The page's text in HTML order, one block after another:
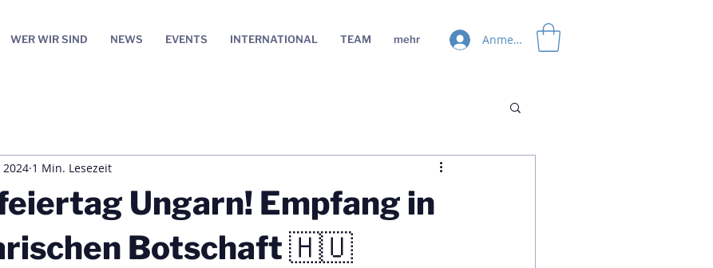
WER WIR SIND NEWS EVENTS INTERNATIONAL TEAM mehr Anmelden
Ungarn! Empfang in
Botschaft 🇭🇺
2024 1 Min. Lesezeit